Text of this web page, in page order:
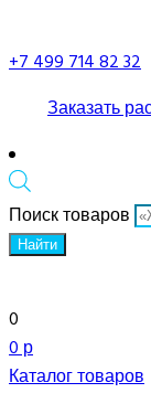
+7 499 714 82 32
Заказать
Поиск товаров
Найти
0
0 р
Каталог товаров